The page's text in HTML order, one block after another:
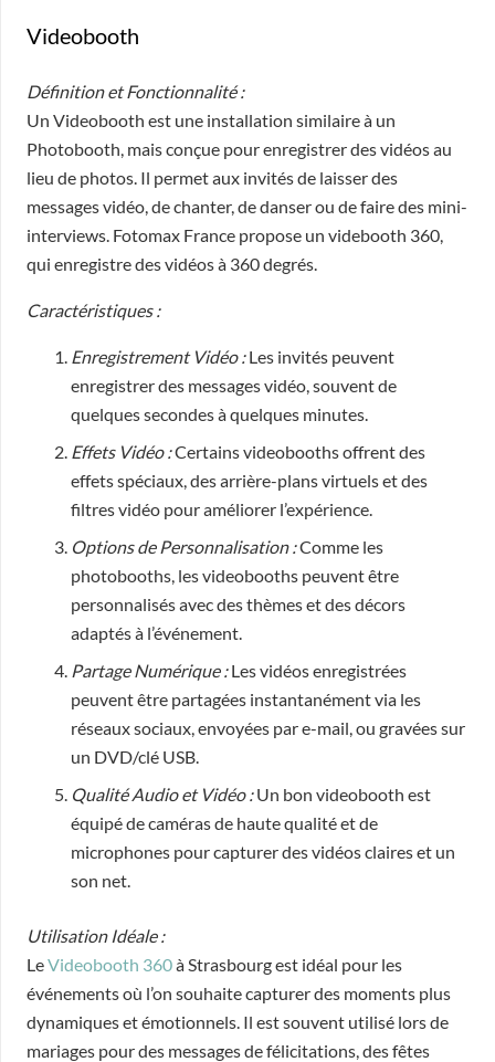
Videobooth
Définition et Fonctionnalité :
Un Videobooth est une installation similaire à un
Photobooth, mais conçue pour enregistrer des vidéos au
lieu de photos. Il permet aux invités de laisser des
messages vidéo, de chanter, de danser ou de faire des mini-
interviews. Fotomax France propose un videbooth 360,
qui enregistre des vidéos à 360 degrés.
Caractéristiques :
Enregistrement Vidéo :Les invités peuvent
enregistrer des messages vidéo, souvent de
quelques secondes à quelques minutes.
Effets Vidéo :Certains videobooths offrent des
effets spéciaux, des arrière-plans virtuels et des
filtres vidéo pour améliorer l’expérience.
Options de Personnalisation :Comme les
photobooths, les videobooths peuvent être
personnalisés avec des thèmes et des décors
adaptés à l’événement.
Partage Numérique :Les vidéos enregistrées
peuvent être partagées instantanément via les
réseaux sociaux, envoyées par e-mail, ou gravées sur
un DVD/clé USB.
Qualité Audio et Vidéo :Un bon videobooth est
équipé de caméras de haute qualité et de
microphones pour capturer des vidéos claires et un
son net.
Utilisation Idéale :
LeVideobooth 360à Strasbourg est idéal pour les
événements où l’on souhaite capturer des moments plus
dynamiques et émotionnels. Il est souvent utilisé lors de
mariages pour des messages de félicitations, des fêtes